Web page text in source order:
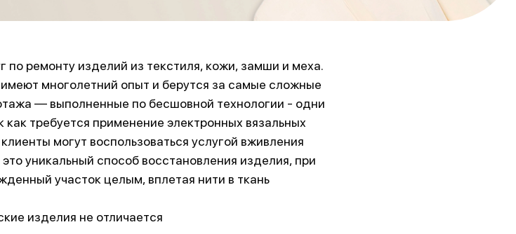
по ремонту изделий из текстиля, кожи, замши и меха.
многолетний опыт и берутся за самые сложные
— выполненные по бесшовной технологии - одни
требуется применение электронных вязальных
могут воспользоваться услугой вживления
уникальный способ восстановления изделия, при
участок целым, вплетая нити в ткань
изделия не отличается